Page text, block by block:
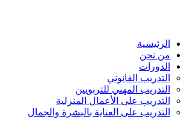
الرئيسية
من نحن
الدورات
التدريب القانوني
التدريب المهني للتربويين
التدريب على الأعمال المنزلية
التدريب على العناية بالبشرة والجمال